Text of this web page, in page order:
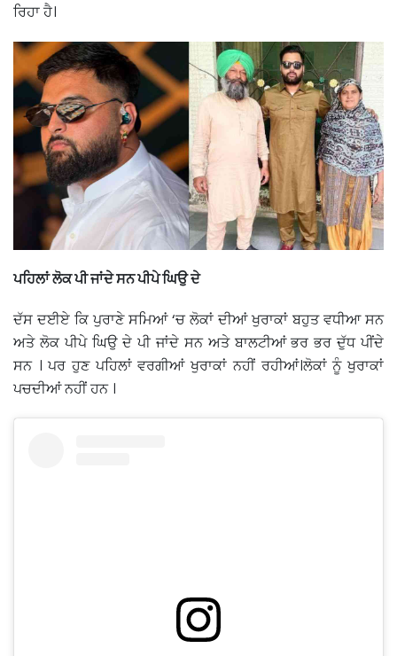
ਰਿਹਾ ਹੈ।
ਪਹਿਲਾਂ ਲੋਕ ਪੀ ਜਾਂਦੇ ਸਨ ਪੀਪੇ ਘਿਉ ਦੇ
ਦੱਸ ਦਈਏ ਕਿ ਪੁਰਾਣੇ ਸਮਿਆਂ ‘ਚ ਲੋਕਾਂ ਦੀਆਂ ਖੁਰਾਕਾਂ ਬਹੁਤ ਵਧੀਆ ਸਨ
ਅਤੇ ਲੋਕ ਪੀਪੇ ਘਿਉ ਦੇ ਪੀ ਜਾਂਦੇ ਸਨ ਅਤੇ ਬਾਲਟੀਆਂ ਭਰ ਭਰ ਦੁੱਧ ਪੀਂਦੇ
ਸਨ । ਪਰ ਹੁਣ ਪਹਿਲਾਂ ਵਰਗੀਆਂ ਖੁਰਾਕਾਂ ਨਹੀਂ ਰਹੀਆਂ।ਲੋਕਾਂ ਨੂੰ ਖੁਰਾਕਾਂ
ਪਚਦੀਆਂ ਨਹੀਂ ਹਨ ।